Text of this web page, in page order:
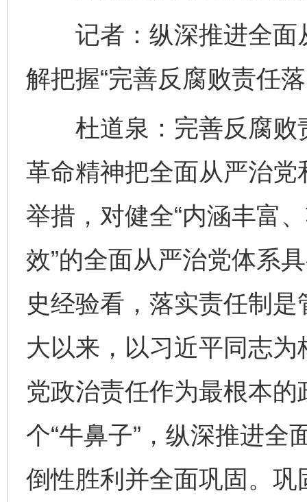
记者：纵深推进全面
解把握“完善反腐败责任
杜道泉：完善反腐败
革命精神把全面从严治
举措，对健全“内涵丰富
效”的全面从严治党体系
史经验看，落实责任制
大以来，以习近平同志
党政治责任作为最根本
个“牛鼻子”，纵深推进全
倒性胜利并全面巩固。